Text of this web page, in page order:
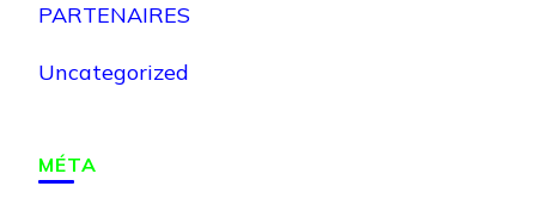
PARTENAIRES
Uncategorized
MÉTA